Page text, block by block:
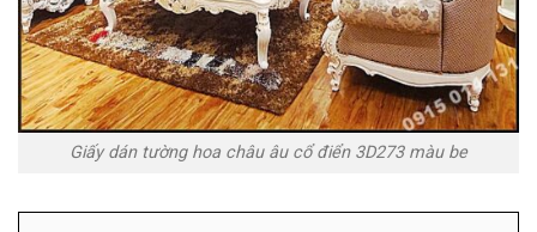
Giấy dán tường hoa châu âu cổ điển 3D273 màu be